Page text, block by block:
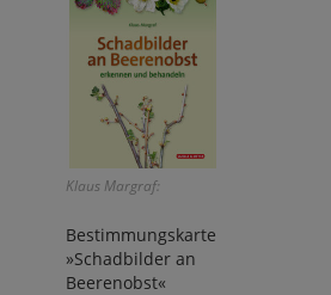
Klaus Margraf:
Bestimmungskarte
»Schadbilder an
Beerenobst«